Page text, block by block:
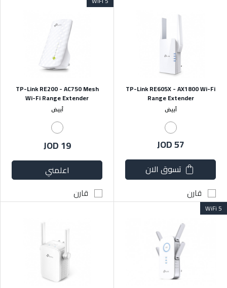
أبيض
TP-Link RE605X - AX1800 Wi-Fi
Range Extender
JOD 57
تسوق الان
قارن
أبيض
TP-Link RE200 - AC750 Mesh
Wi-Fi Range Extender
JOD 19
اعلمني
قارن
WiFi 5